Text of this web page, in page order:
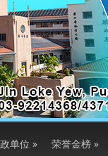
单位 » 荣誉金榜 »